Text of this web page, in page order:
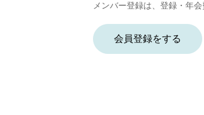
メンバー登録は、登録・年会
会員登録をする